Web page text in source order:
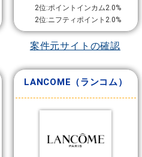
2位:ポイントインカム2.0%
2位:ニフティポイント2.0%
案件元サイトの確認
LANCOME（ランコム）